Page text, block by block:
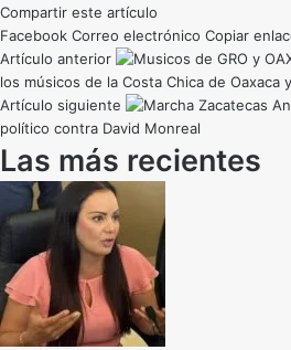
Compartir este artículo
Facebook Correo electrónico Copiar
Artículo anterior
los músicos de la Costa Chica de Oaxaca
Artículo siguiente
político contra David Monreal
Las más recientes